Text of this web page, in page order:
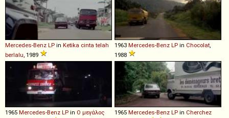
Mercedes-Benz LP in Ketika cinta telah
berlalu, 1989
1963 Mercedes-Benz LP in Chocolat,
1988
1965 Mercedes-Benz LP in Ο μεγάλος
1965 Mercedes-Benz LP in Cherchez